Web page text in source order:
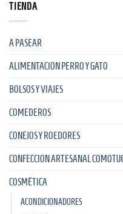
TIENDA
A PASEAR
ALIMENTACION PERRO Y GATO
BOLSOS Y VIAJES
COMEDEROS
CONEJOS Y ROEDORES
CONFECCION ARTESANAL
COSMÉTICA
ACONDICIONADORES